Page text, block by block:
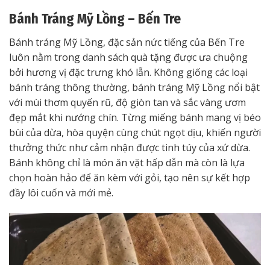
Bánh Tráng Mỹ Lồng – Bến Tre
Bánh tráng Mỹ Lồng, đặc sản nức tiếng của Bến Tre
luôn nằm trong danh sách quà tặng được ưa chuộng
bởi hương vị đặc trưng khó lẫn. Không giống các loại
bánh tráng thông thường, bánh tráng Mỹ Lồng nổi bật
với mùi thơm quyến rũ, độ giòn tan và sắc vàng ươm
đẹp mắt khi nướng chín. Từng miếng bánh mang vị béo
bùi của dừa, hòa quyện cùng chút ngọt dịu, khiến người
thưởng thức như cảm nhận được tinh túy của xứ dừa.
Bánh không chỉ là món ăn vặt hấp dẫn mà còn là lựa
chọn hoàn hảo để ăn kèm với gỏi, tạo nên sự kết hợp
đầy lôi cuốn và mới mẻ.